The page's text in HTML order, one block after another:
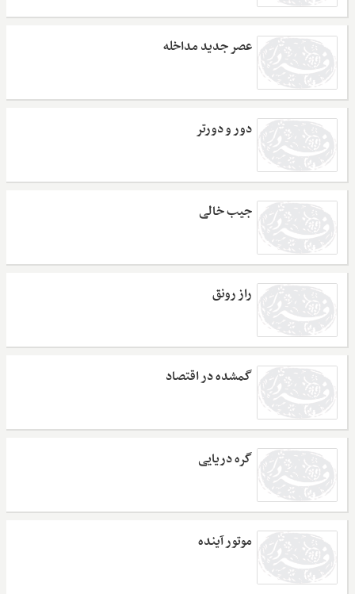
عصر جدید مداخله
دور و دورتر
جیب خالی
راز رونق
گمشده در اقتصاد
گره دریایی
موتور آینده